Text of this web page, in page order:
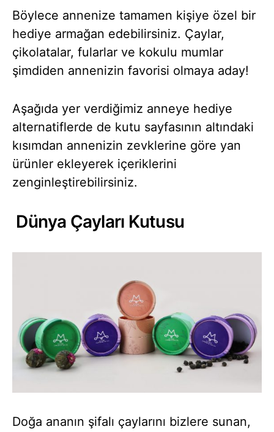
Böylece annenize tamamen kişiye özel bir
hediye armağan edebilirsiniz. Çaylar,
çikolatalar, fularlar ve kokulu mumlar
şimdiden annenizin favorisi olmaya aday!
Aşağıda yer verdiğimiz anneye hediye
alternatiflerde de kutu sayfasının altındaki
kısımdan annenizin zevklerine göre yan
ürünler ekleyerek içeriklerini
zenginleştirebilirsiniz.
Dünya Çayları Kutusu
Doğa ananın şifalı çaylarını bizlere sunan,